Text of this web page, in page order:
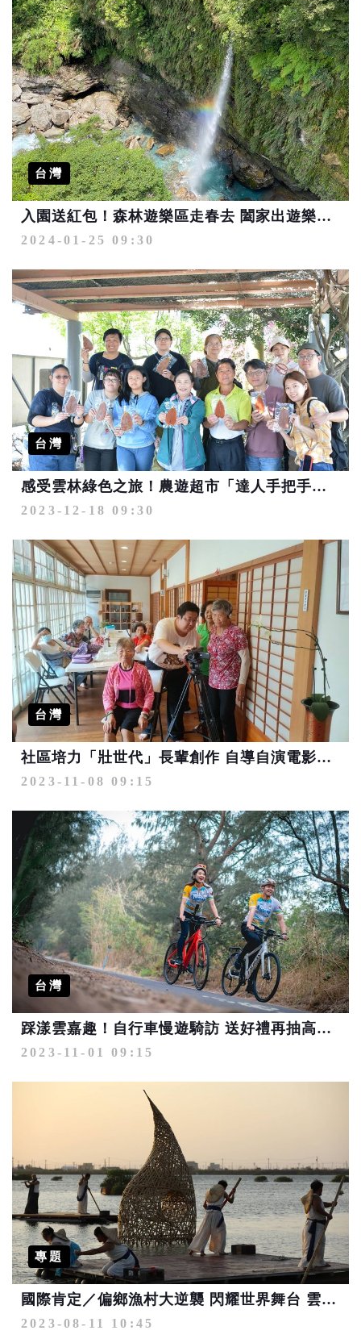
台灣
入園送紅包！森林遊樂區走春去 闔家出遊樂龍龍
2024-01-25 09:30
台灣
感受雲林綠色之旅！農遊超市「達人手把手教做烏魚子體驗限定團」大獲好評
2023-12-18 09:30
台灣
社區培力「壯世代」長輩創作 自導自演電影精彩上映！
2023-11-08 09:15
台灣
踩漾雲嘉趣！自行車慢遊騎訪 送好禮再抽高級登山車
2023-11-01 09:15
專題
國際肯定／偏鄉漁村大逆襲 閃耀世界舞台 雲林《成龍濕地流動藝術饗宴》勇奪德國紅點殊榮
2023-08-11 10:45